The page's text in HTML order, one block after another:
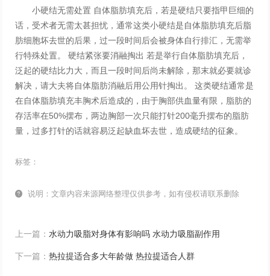
小硬结无需处置 自体脂肪填充后，若是硬结只要指甲巨细的
话，受术者无需太甚担忧，通常这类小硬结是自体脂肪填充后脂
肪细胞坏去世的后果，过一段时间后会被身体自行排汇，无需举
行特殊处置。 硬结紧张要消融掏出 若是举行自体脂肪填充后，
泛起的硬结比力大，而且一段时间后尚未解除，那末就必要就诊
解决，请大夫将自体脂肪消融后用公用针掏出。 这类硬结通常是
在自体脂肪填充丰胸术后造成的，由于胸部供血量有限，脂肪的
存活率在50%摆布，两边胸部一次只能打针200毫升摆布的脂肪
量，过多打针的话就容易泛起缺血坏去世，造成硬结的征象。
标签：
 说明：文章内容来源网络整理仅供参考，如有侵权请联系删除
上一篇： 水动力吸脂对身体有影响吗 水动力吸脂副作用
下一篇： 热拉提适合多大年龄做 热拉提适合人群